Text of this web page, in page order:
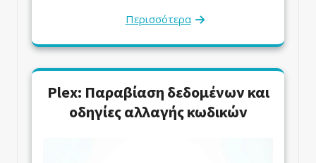
Περισσότερα
Plex: Παραβίαση δεδομένων και
οδηγίες αλλαγής κωδικών